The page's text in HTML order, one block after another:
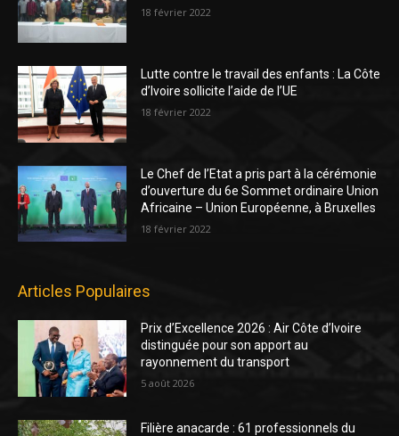
18 février 2022
Lutte contre le travail des enfants : La Côte
d’Ivoire sollicite l’aide de l’UE
18 février 2022
Le Chef de l’Etat a pris part à la cérémonie
d’ouverture du 6e Sommet ordinaire Union
Africaine – Union Européenne, à Bruxelles
18 février 2022
Articles Populaires
Prix d’Excellence 2026 : Air Côte d’Ivoire
distinguée pour son apport au
rayonnement du transport
5 août 2026
Filière anacarde : 61 professionnels du